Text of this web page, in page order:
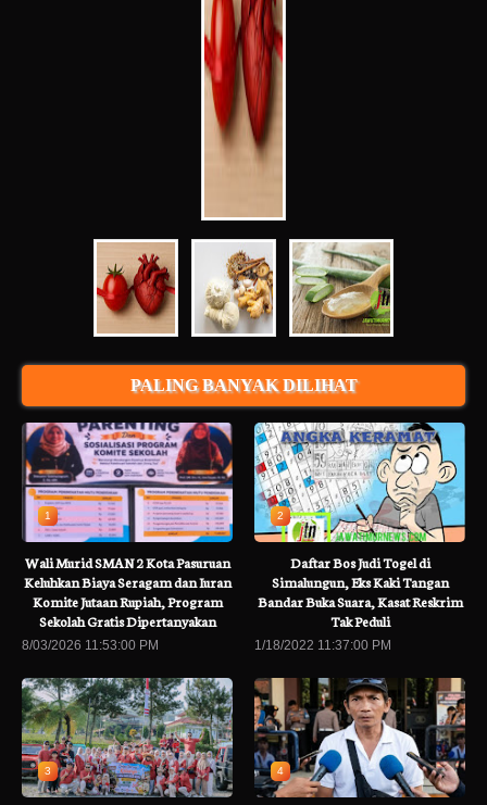
PALING BANYAK DILIHAT
1
Wali Murid SMAN 2 Kota Pasuruan
Keluhkan Biaya Seragam dan Iuran
Komite Jutaan Rupiah, Program
Sekolah Gratis Dipertanyakan
8/03/2026 11:53:00 PM
2
Daftar Bos Judi Togel di
Simalungun, Eks Kaki Tangan
Bandar Buka Suara, Kasat Reskrim
Tak Peduli
1/18/2022 11:37:00 PM
3 4